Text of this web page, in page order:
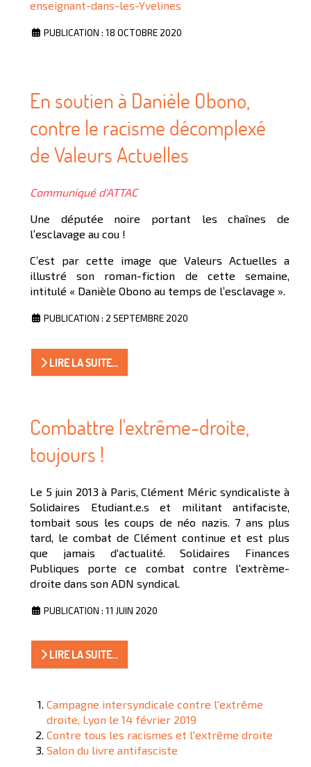
enseignant-dans-les-Yvelines
PUBLICATION : 18 OCTOBRE 2020
En soutien à Danièle Obono,
contre le racisme décomplexé
de Valeurs Actuelles
Communiqué d'ATTAC
Une députée noire portant les chaînes de
l’esclavage au cou !
C’est par cette image que Valeurs Actuelles a
illustré son roman-fiction de cette semaine,
intitulé « Danièle Obono au temps de l’esclavage ».
PUBLICATION : 2 SEPTEMBRE 2020
LIRE LA SUITE...
Combattre l'extrême-droite,
toujours !
Le 5 juin 2013 à Paris, Clément Méric syndicaliste à
Solidaires Etudiant.e.s et militant antifaciste,
tombait sous les coups de néo nazis. 7 ans plus
tard, le combat de Clément continue et est plus
que jamais d'actualité. Solidaires Finances
Publiques porte ce combat contre l'extrème-
droite dans son ADN syndical.
PUBLICATION : 11 JUIN 2020
LIRE LA SUITE...
Campagne intersyndicale contre l'extrême
droite, Lyon le 14 février 2019
Contre tous les racismes et l'extrême droite
Salon du livre antifasciste